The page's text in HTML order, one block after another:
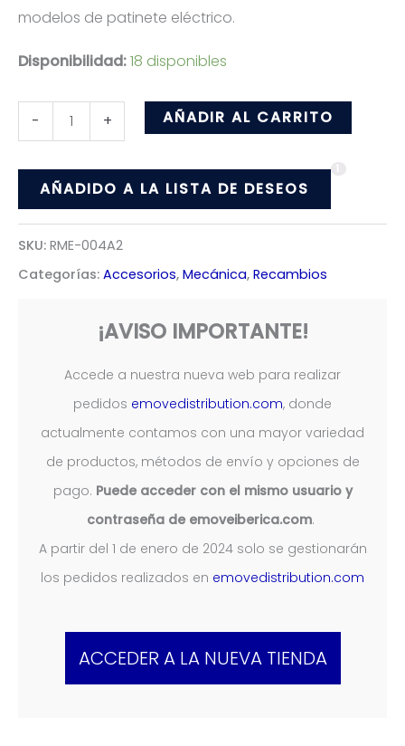
modelos de patinete eléctrico.
Disponibilidad:18 disponibles
-
Arandela
Tornillo
de
Negro
+ AÑADIR AL CARRITO
AÑADIDO A LA LISTA DE DESEOS
SKU: RME-004A2
Categorías: Accesorios, Mecánica, Recambios
¡AVISO IMPORTANTE!
Accede a nuestra nueva web para realizar
pedidos emovedistribution.com, donde
actualmente contamos con una mayor variedad
de productos, métodos de envío y opciones de
pago. Puede acceder con el mismo usuario y
contraseña de emoveiberica.com.
A partir del 1 de enero de 2024 solo se gestionarán
los pedidos realizados en emovedistribution.com
ACCEDER A LA NUEVA TIENDA